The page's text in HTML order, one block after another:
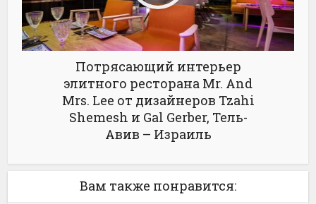
Потрясающий интерьер
элитного ресторана Mr. And
Mrs. Lee от дизайнеров Tzahi
Shemesh и Gal Gerber, Тель-
Авив – Израиль
Вам также понравится: